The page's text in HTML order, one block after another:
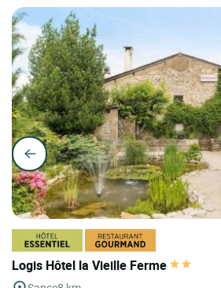
Logis Hôtel la Vieille Ferme